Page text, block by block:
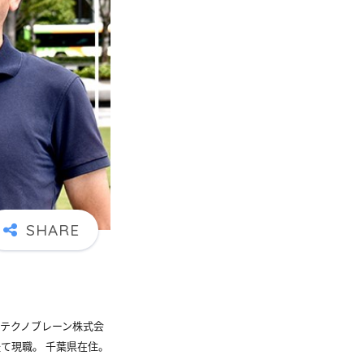
クノブレーン株式会
現職。 千葉県在住。